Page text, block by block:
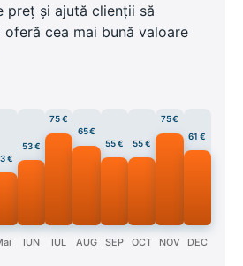
preț și ajută clienții să
cea mai bună valoare
€
53 €
IUN
75 €
IUL
65 €
AUG
55 €
SEP
55 €
OCT
75 €
NOV
61 €
DEC